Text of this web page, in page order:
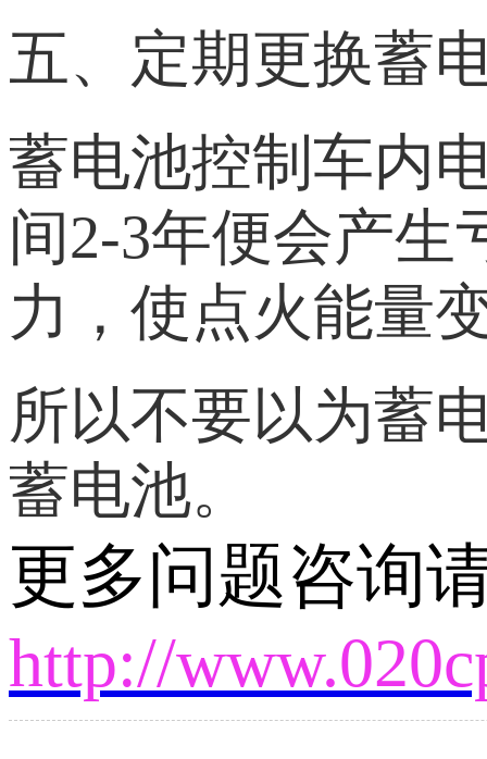
五、定期更换蓄
蓄电池控制车内
间2-3年便会产
力，使点火能量
所以不要以为蓄
蓄电池。
更多问题咨询
http://